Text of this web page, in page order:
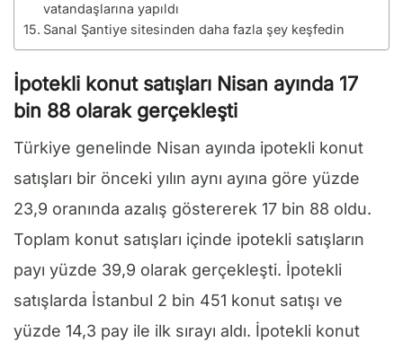
vatandaşlarına yapıldı
Sanal Şantiye sitesinden daha fazla şey keşfedin
İpotekli konut satışları Nisan ayında 17
bin 88 olarak gerçekleşti
Türkiye genelinde Nisan ayında ipotekli konut
satışları bir önceki yılın aynı ayına göre yüzde
23,9 oranında azalış göstererek 17 bin 88 oldu.
Toplam konut satışları içinde ipotekli satışların
payı yüzde 39,9 olarak gerçekleşti. İpotekli
satışlarda İstanbul 2 bin 451 konut satışı ve
yüzde 14,3 pay ile ilk sırayı aldı. İpotekli konut